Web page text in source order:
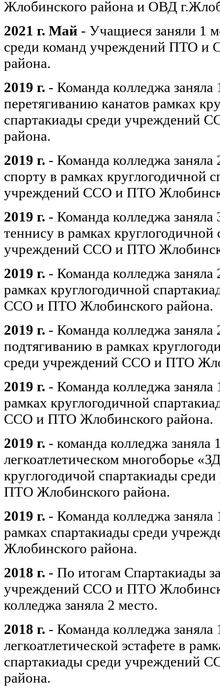
Жлобинского района и ОВД
2021 г. Май - Учащиеся заняли 1
среди команд учреждений ПTO и
района.
2019 г. - Команда колледжа заняла
перетягиванию канатов рамках
спартакиады среди учреждений
района.
2019 г. - Команда колледжа
спорту в рамках круглогодичной
учреждений CCO и ПTO
2019 г. - Команда колледжа
теннису в рамках круглогодичной
учреждений CCO и ПTO
2019 г. - Команда колледжа заняла
рамках круглогодичной
CCO и ПTO Жлобинского района.
2019 г. - Команда колледжа заняла
подтягиванию в рамках
среди учреждений CCO и ПTO
2019 г. - Команда колледжа
рамках круглогодичной
CCO и ПTO Жлобинского района.
2019 г. - команда колледжа заняла
легкоатлетическом многоборье
круглогодичой спартакиады
ПTО Жлобинского района.
2019 г. - Команда колледжа заняла
рамках спартакиады среди
Жлобинского района.
2018 г. - Пo итогам Спартакиады
учреждений CCO и ПТО
колледжа заняла 2 место.
2018 г. - Команда колледжа заняла
легкоатлетической эстафете в
спартакиады среди учреждений
района.